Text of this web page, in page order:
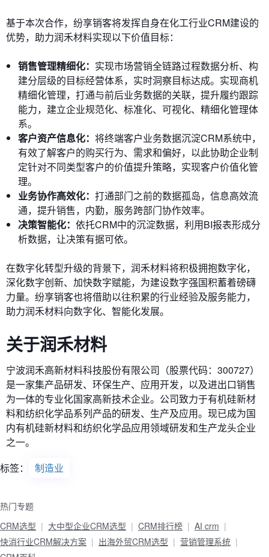
基于本次合作，纷享销客将发挥自身在化工行业CRM建设的
优势，助力润禾材料实现以下价值目标：
销售管理精细化： 实现市场营销全链路过程数据分析、构
建分层级的目标经营体系，实时洞察目标达成。实现商机
精细化管理，打通与前后业务数据的关联，提升履约跟踪
能力，建立企业规范化、标准化、可视化、精细化管理体
系。
客户资产信息化： 将终端客户业务数据沉淀CRM系统中，
有效了解客户的购买行为、需求和偏好，以此协助企业制
定针对不同类型客户的价值提升策略，实现客户价值化管
理。
业务协作高效化： 打通部门之前的数据孤岛，信息高效流
通，提升销售，内勤，服务跨部门协作效率。
决策智能化： 依托CRM中的沉淀数据，利用BI报表形成分
析数据，让决策有据可依。
在数字化转型升级的背景下，润禾材料将积极拥抱数字化，
深化数字创新、加快数字赋能，为建设数字强国积蓄着磅礴
力量。纷享销客也将借助以往积累的行业经验及服务能力，
助力润禾材料向数字化、智能化发展。
关于润禾材料
宁波润禾高新材料科技股份有限公司（股票代码：300727）
是一家集产品研发、环保生产、应用开发，以及进出口销售
为一体的专业化国家高新技术企业。公司致力于有机硅新材
料和纺织化学品系列产品的研发、生产及应用。现已成为国
内有机硅新材料和纺织化学品应用领域研发和生产龙头企业
之一。
标签：
制造业
热门专题
CRM选型
大中型企业CRM选型 CRM排行榜
AI crm
快消行业CRM解决方案
出海外贸CRM选型
营销管理系统